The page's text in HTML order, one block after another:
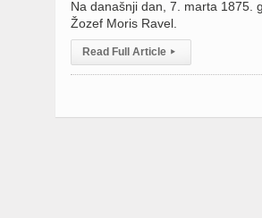
Na današnji dan, 7. marta 1875.
Žozef Moris Ravel.
Read Full Article ▸